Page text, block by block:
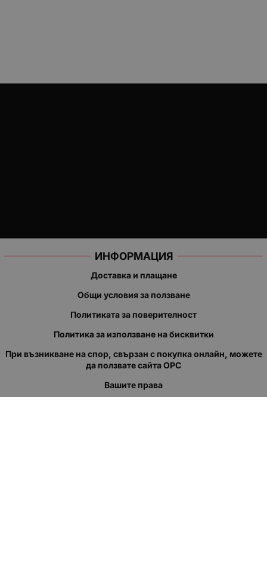
ИНФОРМАЦИЯ
Доставка и плащане
Общи условия за ползване
Политиката за поверителност
Политика за използване на бисквитки
При възникване на спор, свързан с покупка онлайн, можете
да ползвате сайта ОРС
Вашите права